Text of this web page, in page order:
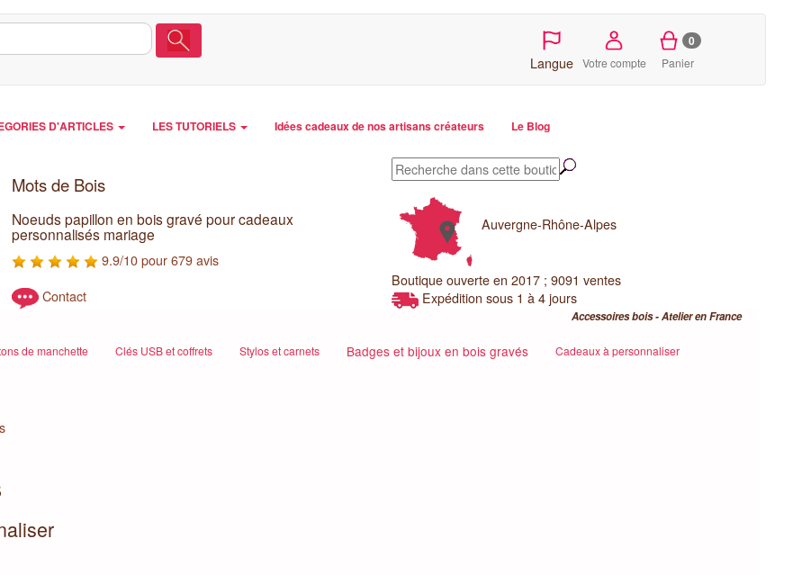
Langue Votre compte
0
Panier
D'ARTICLES LES TUTORIELS Idées cadeaux de nos artisans créateurs Le Blog
Mots de Bois
Noeuds papillon en bois gravé pour cadeaux
personnalisés mariage
9.9/10 pour 679 avis
Contact
Auvergne-Rhône-Alpes
Boutique ouverte en 2017 ; 9091 ventes
Expédition sous 1 à 4 jours
Accessoires bois - Atelier en France
de manchette Clés USB et coffrets Stylos et carnets Badges et bijoux en bois gravés Cadeaux à personnaliser